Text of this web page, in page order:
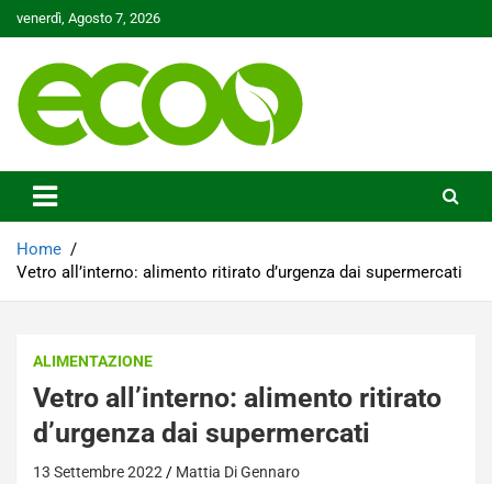
to
venerdì, Agosto 7, 2026
Ecoo.it
Home
Vetro all’interno: alimento ritirato d’urgenza dai supermercati
ALIMENTAZIONE
Vetro all’interno: alimento ritirato
d’urgenza dai supermercati
13 Settembre 2022 Mattia Di Gennaro